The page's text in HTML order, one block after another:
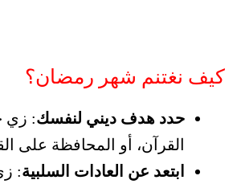
كيف نغتنم شهر رمضان؟
حدد هدف ديني لنفسك: زي
القرآن، أو المحافظة على
ابتعد عن العادات السلبية: